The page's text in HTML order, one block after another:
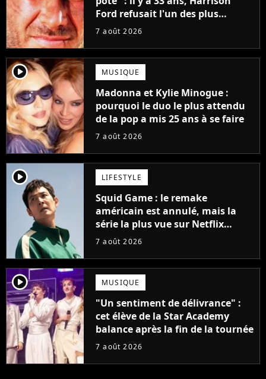
Ford refusait l'un des plus
grands succès de tous les temps
7 août 2026
player2 MUSIQUE
Madonna et Kylie Minogue :
pourquoi le duo le plus attendu
de la pop a mis 25 ans à se faire
7 août 2026
player2 LIFESTYLE
Squid Game : le remake
américain est annulé, mais la
série la plus vue sur Netflix
pourrait avoir une version
7 août 2026
player2 MUSIQUE
"Un sentiment de délivrance" :
cet élève de la Star Academy
balance après la fin de la tournée
7 août 2026